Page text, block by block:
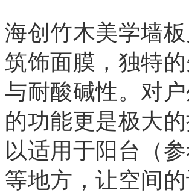
海创竹木美学墙
筑饰面膜，独特
与耐酸碱性。对
的功能更是极大
以适用于阳台（
等地方，让空间